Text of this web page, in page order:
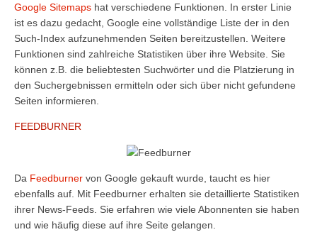
Google Sitemaps hat verschiedene Funktionen. In erster Linie
ist es dazu gedacht, Google eine vollständige Liste der in den
Such-Index aufzunehmenden Seiten bereitzustellen. Weitere
Funktionen sind zahlreiche Statistiken über ihre Website. Sie
können z.B. die beliebtesten Suchwörter und die Platzierung in
den Suchergebnissen ermitteln oder sich über nicht gefundene
Seiten informieren.
FEEDBURNER
Da Feedburner von Google gekauft wurde, taucht es hier
ebenfalls auf. Mit Feedburner erhalten sie detaillierte Statistiken
ihrer News-Feeds. Sie erfahren wie viele Abonnenten sie haben
und wie häufig diese auf ihre Seite gelangen.